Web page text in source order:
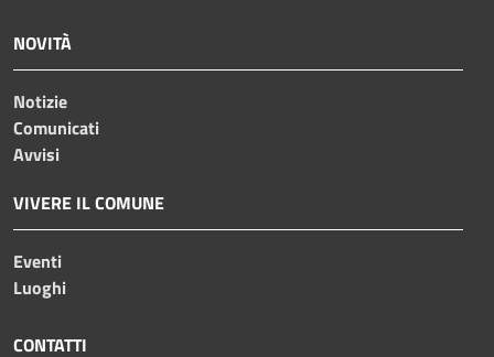
NOVITÀ
Notizie
Comunicati
Avvisi
VIVERE IL COMUNE
Eventi
Luoghi
CONTATTI